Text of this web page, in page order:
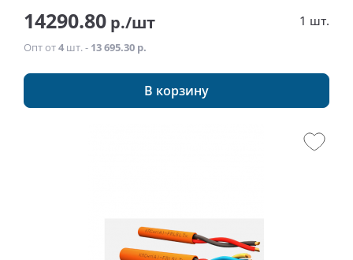
14290.80 р./шт 1 шт.
Опт от4 шт. - 13 695.30 р.
В корзину